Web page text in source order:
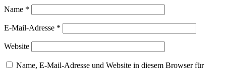
Name *
E-Mail-Adresse *
Website
Name, E-Mail-Adresse und Website in diesem Browser für